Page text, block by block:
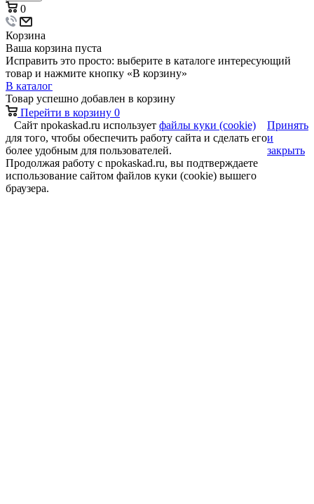
0
Корзина
Ваша корзина пуста
Исправить это просто: выберите в каталоге интересующий
товар и нажмите кнопку «В корзину»
В каталог
Товар успешно добавлен в корзину
Перейти в корзину 0
Сайт npokaskad.ru использует файлы куки (cookie)
для того, чтобы обеспечить работу сайта и сделать его
более удобным для пользователей.
Продолжая работу с npokaskad.ru, вы подтверждаете
использование сайтом файлов куки (cookie) вышего
браузера.
Принять
и
закрыть